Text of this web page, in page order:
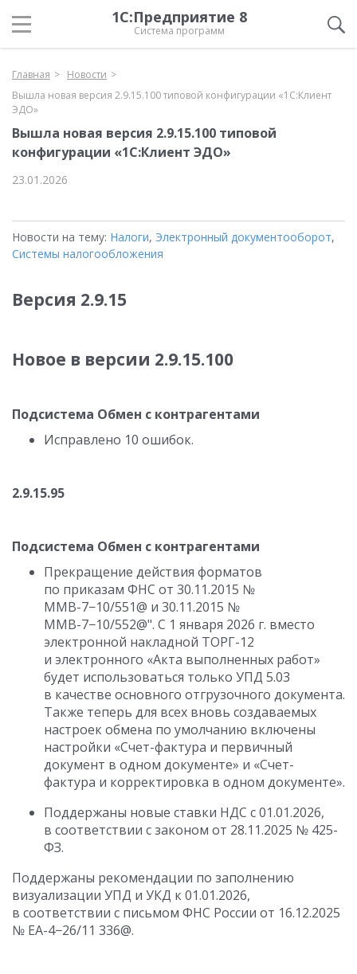
1С:Предприятие 8
Система программ
Главная
Новости
Вышла новая версия 2.9.15.100 типовой конфигурации «1С:Клиент
ЭДО»
Вышла новая версия 2.9.15.100 типовой
конфигурации «1С:Клиент ЭДО»
23.01.2026
Новости на тему: Налоги, Электронный документооборот,
Системы налогообложения
Версия 2.9.15
Новое в версии 2.9.15.100
Подсистема Обмен с контрагентами
Исправлено 10 ошибок.
2.9.15.95
Подсистема Обмен с контрагентами
Прекращение действия форматов
по приказам ФНС от 30.11.2015 №
ММВ-7−10/551@ и 30.11.2015 №
ММВ-7−10/552@". С 1 января 2026 г. вместо
электронной накладной ТОРГ-12
и электронного «Акта выполненных работ»
будет использоваться только УПД 5.03
в качестве основного отгрузочного документа.
Также теперь для всех вновь создаваемых
настроек обмена по умолчанию включены
настройки «Счет-фактура и первичный
документ в одном документе» и «Счет-
фактура и корректировка в одном документе».
Поддержаны новые ставки НДС с 01.01.2026,
в соответствии с законом от 28.11.2025 № 425-
ФЗ.
Поддержаны рекомендации по заполнению
визуализации УПД и УКД к 01.01.2026,
в соответствии с письмом ФНС России от 16.12.2025
№ ЕА-4−26/11 336@.